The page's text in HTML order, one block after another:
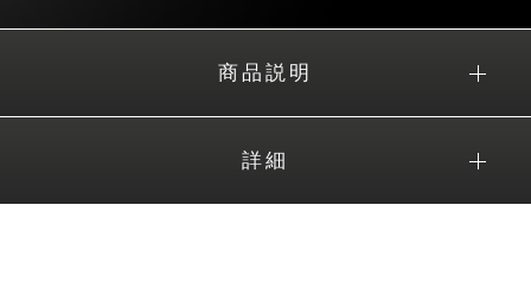
商品説明
詳細